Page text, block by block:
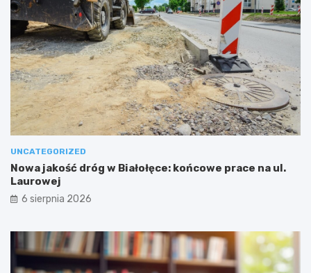
UNCATEGORIZED
Nowa jakość dróg w Białołęce: końcowe prace na ul.
Laurowej
6 sierpnia 2026